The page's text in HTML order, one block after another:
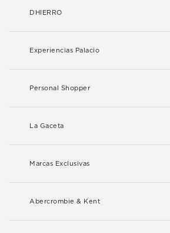
DHIERRO
Experiencias Palacio
Personal Shopper
La Gaceta
Marcas Exclusivas
Abercrombie & Kent